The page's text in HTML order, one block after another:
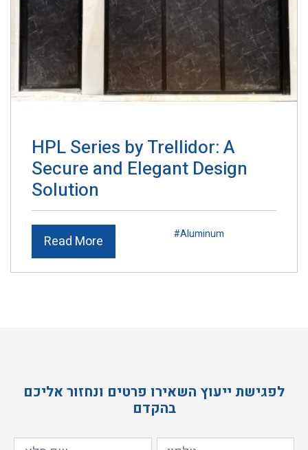
HPL Series by Trellidor: A
Secure and Elegant Design
Solution
Read More #Aluminum
לפגישת ייעוץ השאירו פרטים ונחזור אליכם
בהקדם